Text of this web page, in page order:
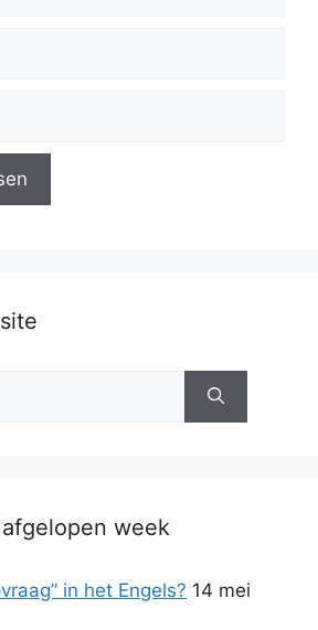
week
in het Engels? 14 mei